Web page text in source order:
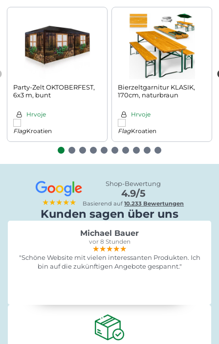
Party-Zelt OKTOBERFEST,
6x3 m, bunt
Hrvoje
Kroatien
Bierzeltgarnitur KLASIK,
170cm, naturbraun
Hrvoje
Kroatien
★★★★★
Shop-Bewertung
4.9/5
Basierend auf10.233 Bewertungen
Kunden sagen über uns
Michael Bauer
vor 8 Stunden
★★★★★
★★★★★
★★★★★
"Schöne Website mit vielen interessanten Produkten. Ich
bin auf die zukünftigen Angebote gespannt."